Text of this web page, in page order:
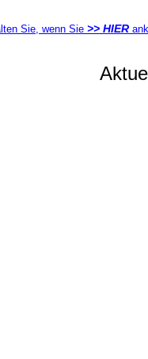
Sie, wenn Sie >> HIER